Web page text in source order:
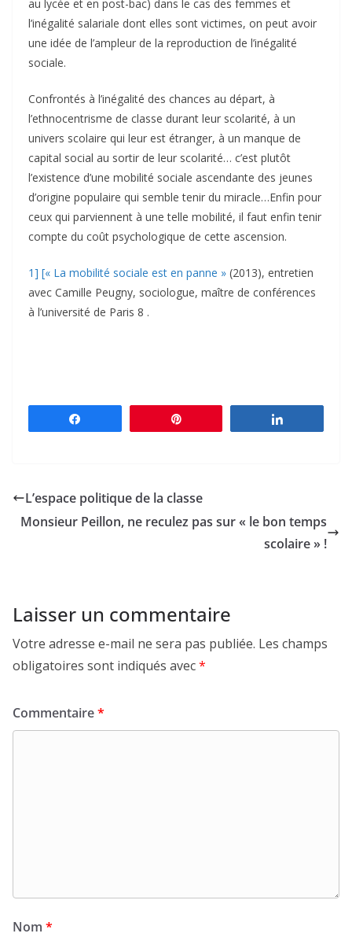
au lycée et en post-bac) dans le cas des femmes et
l’inégalité salariale dont elles sont victimes, on peut avoir
une idée de l’ampleur de la reproduction de l’inégalité
sociale.
Confrontés à l’inégalité des chances au départ, à
l’ethnocentrisme de classe durant leur scolarité, à un
univers scolaire qui leur est étranger, à un manque de
capital social au sortir de leur scolarité… c’est plutôt
l’existence d’une mobilité sociale ascendante des jeunes
d’origine populaire qui semble tenir du miracle…Enfin pour
ceux qui parviennent à une telle mobilité, il faut enfin tenir
compte du coût psychologique de cette ascension.
1] [« La mobilité sociale est en panne » (2013), entretien
avec Camille Peugny, sociologue, maître de conférences
à l’université de Paris 8 .
L’espace politique de la classe
Monsieur Peillon, ne reculez pas sur « le bon temps
scolaire » !
Laisser un commentaire
Votre adresse e-mail ne sera pas publiée. Les champs
obligatoires sont indiqués avec*
Commentaire*
Nom *